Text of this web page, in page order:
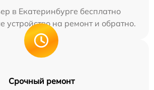
в Екатеринбурге бесплатно
устройство на ремонт и обратно.
Срочный ремонт